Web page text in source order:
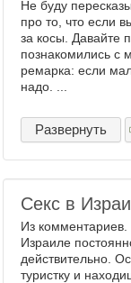
Не буду
про то, что если
за косы. Давайте
познакомились с
ремарка: если
надо. ...
Развернуть
Секс в
Из
Израиле
действительно.
туристку и